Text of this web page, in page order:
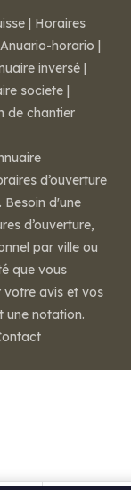
| Horaires
Anuario-horario |
inversé |
societe |
de chantier
d’ouverture
Besoin d'une
d’ouverture,
par ville ou
que vous
votre avis et vos
une notation.